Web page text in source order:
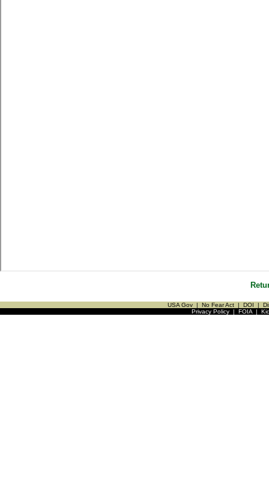
USA Gov | No Fear Act | DOI |
Privacy Policy| FOIA|